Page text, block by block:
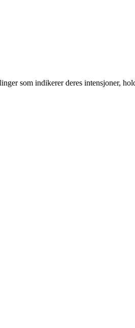
som indikerer deres intensjoner,